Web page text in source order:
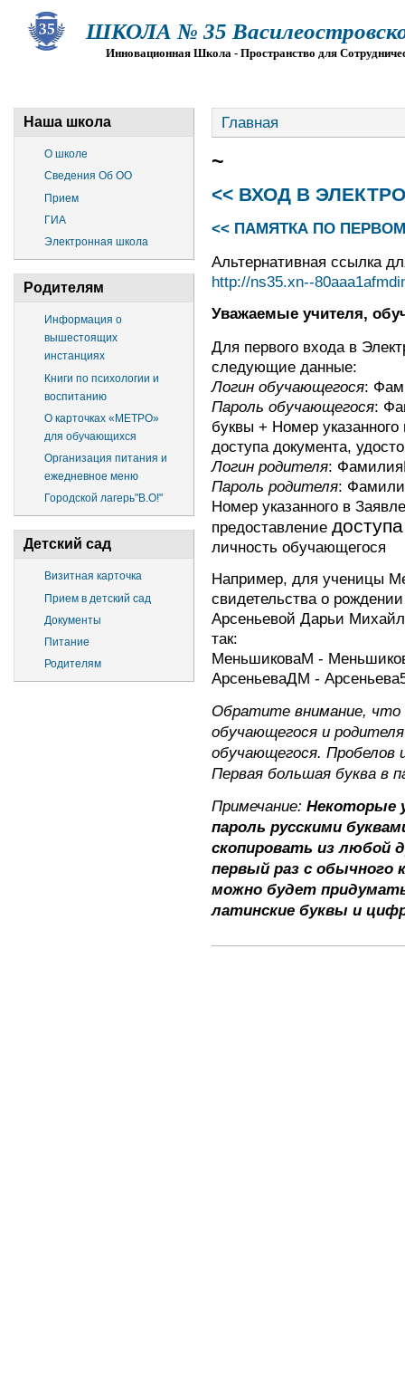
ШКОЛА № 35
Инновационная Школа - Пространство для
Наша школа
О школе
Сведения Об ОО
Прием
ГИА
Электронная школа
Родителям
Информация о
вышестоящих
инстанциях
Книги по психологии и
воспитанию
О карточках «МЕТРО»
для обучающихся
Организация питания и
ежедневное меню
Городской лагерь"В.О!"
Детский сад
Визитная карточка
Прием в детский сад
Документы
Питание
Родителям
Главная
~
<< ВХОД В
<< ПАМЯТКА ПО
Альтернативная ссылка
http://ns35.xn--
Уважаемые учителя,
Для первого входа в
следующие данные:
Логин обучающегося:
Пароль обучающегося:
буквы + Номер
доступа документа,
Логин родителя:
Пароль родителя:
Номер указанного в
предоставление доступа
личность обучающегося
Например, для ученицы
свидетельства о
Арсеньевой Дарьи
так:
МеньшиковаМ -
АрсеньеваДМ -
Обратите внимание, что
обучающегося и
обучающегося. Пробелов
Первая большая буква в
Примечание: Некоторые
пароль русскими
скопировать из любой
первый раз с обычного
можно будет
латинские буквы и